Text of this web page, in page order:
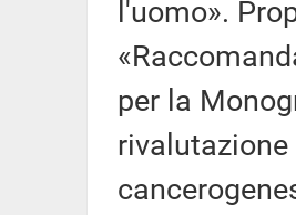
l'uomo».
per la